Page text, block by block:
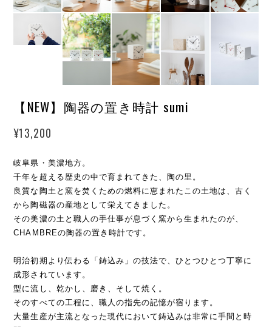
【NEW】陶器の置き時計 sumi
¥13,200
岐阜県・美濃地方。
千年を超える歴史の中で育まれてきた、陶の里。
良質な陶土と窯を焚くための燃料に恵まれたこの土地は、古く
から陶磁器の産地として栄えてきました。
その美濃の土と職人の手仕事が息づく窯から生まれたのが、
CHAMBREの陶器の置き時計です。
明治初期より伝わる「鋳込み」の技法で、ひとつひとつ丁寧に
成形されています。
型に流し、乾かし、磨き、そして焼く。
そのすべての工程に、職人の指先の記憶が宿ります。
大量生産が主流となった現代において鋳込みは非常に手間と時